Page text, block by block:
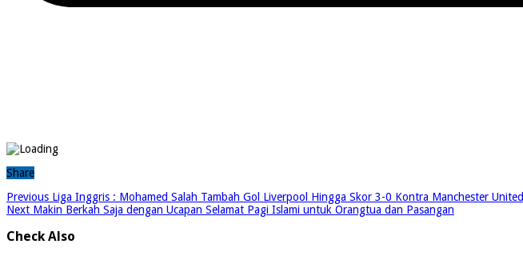
Share
Previous Liga Inggris : Mohamed Salah Tambah Gol Liverpool Hingga Skor 3-0 Kontra Manchester United
Next Makin Berkah Saja dengan Ucapan Selamat Pagi Islami untuk Orangtua dan Pasangan
Check Also